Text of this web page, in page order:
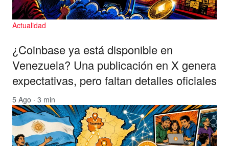
Actualidad
¿Coinbase ya está disponible en
Venezuela? Una publicación en X genera
expectativas, pero faltan detalles oficiales
5 Ago · 3 min